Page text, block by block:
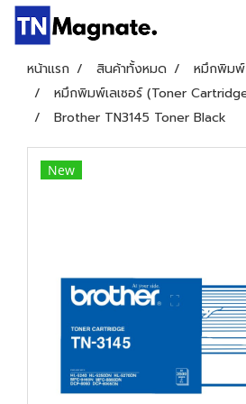
หน้าแรก สินค้าทั้งหมด
หมึกพิม
หมึกพิมพ์เลเซอร์ (Toner
Brother TN3145 Toner Black
New